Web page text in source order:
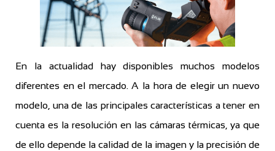
En la actualidad hay disponibles muchos modelos
diferentes en el mercado. A la hora de elegir un nuevo
modelo, una de las principales características a tener en
cuenta es la resolución en las cámaras térmicas, ya que
de ello depende la calidad de la imagen y la precisión de